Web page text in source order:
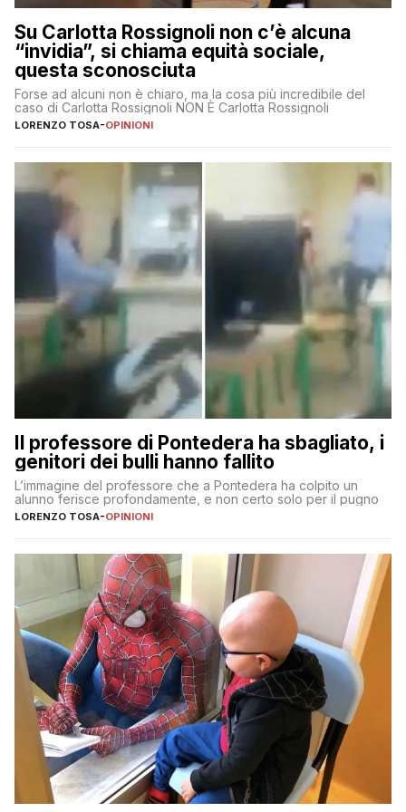
Su Carlotta Rossignoli non c’è alcuna
“invidia”, si chiama equità sociale,
questa sconosciuta
Forse ad alcuni non è chiaro, ma la cosa più incredibile del
caso di Carlotta Rossignoli NON È Carlotta Rossignoli
LORENZO TOSA-OPINIONI
Il professore di Pontedera ha sbagliato, i
genitori dei bulli hanno fallito
L’immagine del professore che a Pontedera ha colpito un
alunno ferisce profondamente, e non certo solo per il pugno
LORENZO TOSA-OPINIONI